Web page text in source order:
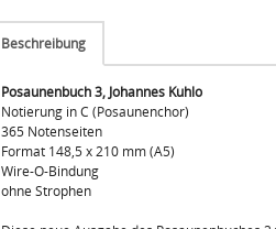
Beschreibung
Posaunenbuch 3, Johannes Kuhlo
Notierung in C (Posaunenchor)
365 Notenseiten
Format 148,5 x 210 mm (A5)
Wire-O-Bindung
ohne Strophen